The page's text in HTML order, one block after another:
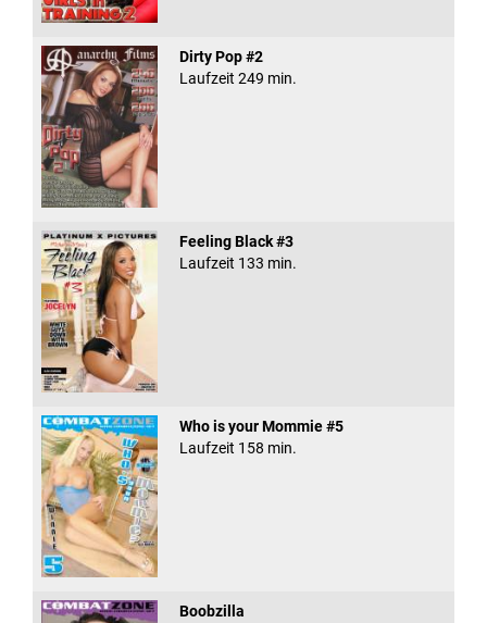
Dirty Pop #2
Laufzeit 249 min.
Feeling Black #3
Laufzeit 133 min.
Who is your Mommie #5
Laufzeit 158 min.
Boobzilla